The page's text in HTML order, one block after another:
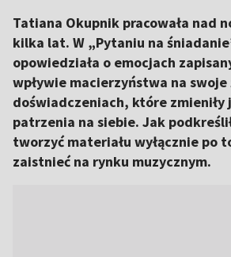
Tatiana Okupnik pracowała nad
kilka lat. W „Pytaniu na
opowiedziała o emocjach
wpływie macierzyństwa na swoje
doświadczeniach, które zmieniły
patrzenia na siebie. Jak
tworzyć materiału wyłącznie po
zaistnieć na rynku muzycznym.